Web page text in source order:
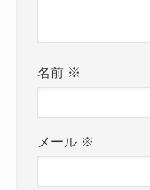
名前 ※
メール ※